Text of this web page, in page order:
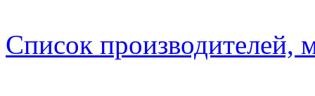
Список производителей,